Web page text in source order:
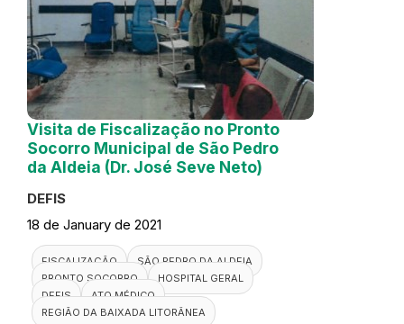
Visita de Fiscalização no Pronto
Socorro Municipal de São Pedro
da Aldeia (Dr. José Seve Neto)
DEFIS
18 de January de 2021
FISCALIZAÇÃO
SÃO PEDRO DA ALDEIA
PRONTO SOCORRO
HOSPITAL GERAL
DEFIS
ATO MÉDICO
REGIÃO DA BAIXADA LITORÂNEA